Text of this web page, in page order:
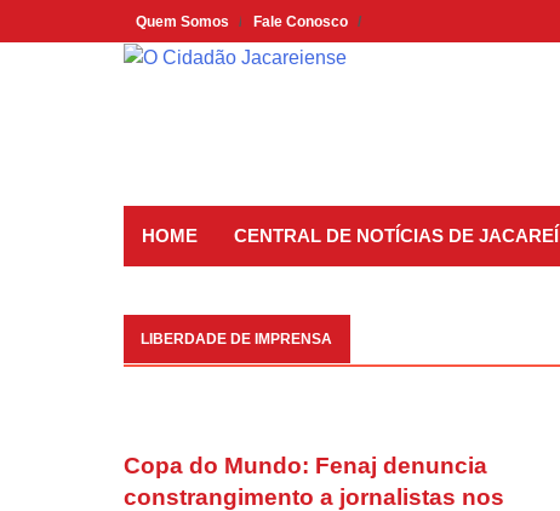
to
Quem Somos Fale Conosco
HOME CENTRAL DE NOTÍCIAS DE JACAREÍ
LIBERDADE DE IMPRENSA
Copa do Mundo: Fenaj denuncia
constrangimento a jornalistas nos